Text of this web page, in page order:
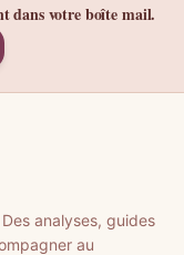
dans votre boîte mail.
analyses, guides
au